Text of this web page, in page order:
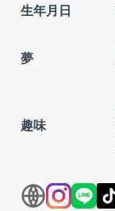
生年月日
夢
趣味